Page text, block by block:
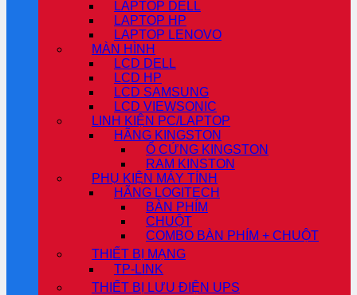
LAPTOP DELL
LAPTOP HP
LAPTOP LENOVO
MÀN HÌNH
LCD DELL
LCD HP
LCD SAMSUNG
LCD VIEWSONIC
LINH KIỆN PC/LAPTOP
HÃNG KINGSTON
Ổ CỨNG KINGSTON
RAM KINSTON
PHỤ KIỆN MÁY TÍNH
HÃNG LOGITECH
BÀN PHÍM
CHUỘT
COMBO BÀN PHÍM + CHUỘT
THIẾT BỊ MẠNG
TP-LINK
THIẾT BỊ LƯU ĐIỆN UPS